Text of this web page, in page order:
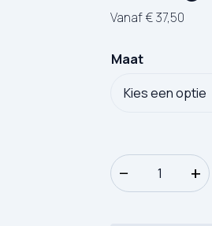
Vanaf€37,50
Maat
− +